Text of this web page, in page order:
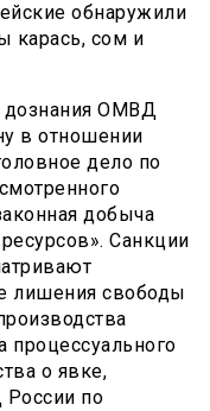
обнаружили
карась, сом и
дознания ОМВД
в отношении
дело по
добыча
Санкции
лишения свободы
процессуального
о явке,
по